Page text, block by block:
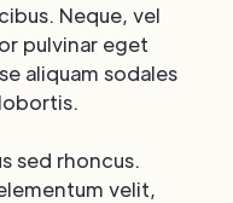
Neque, vel
pulvinar eget
aliquam sodales
sed rhoncus.
velit,